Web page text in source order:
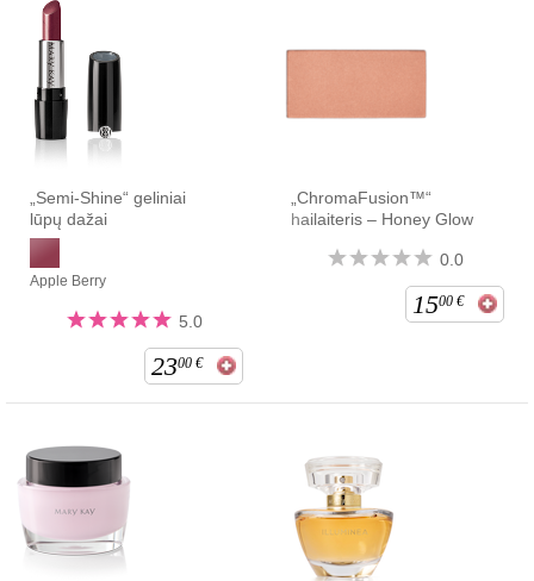
„Semi-Shine“ geliniai
lūpų dažai
Apple Berry
5.0
2300 €
„ChromaFusion™“
hailaiteris – Honey Glow
0.0
1500 €